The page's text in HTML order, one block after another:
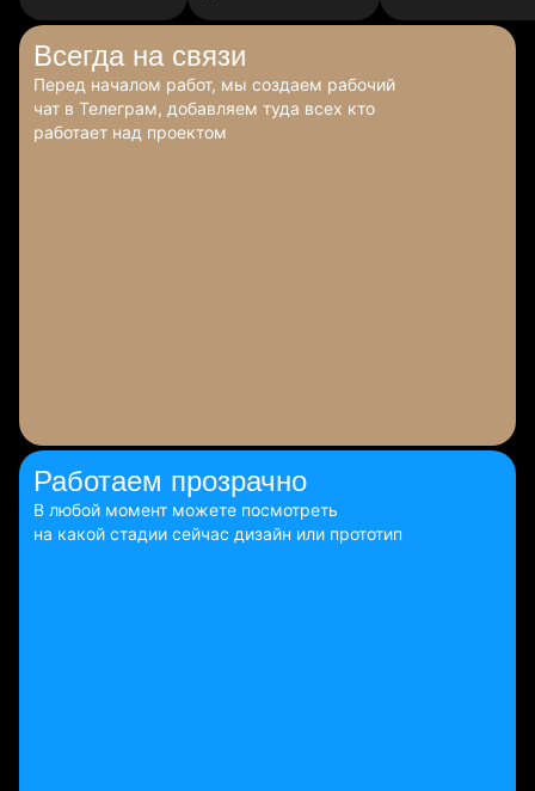
Всегда на связи
Перед началом работ, мы создаем рабочий
чат в Телеграм, добавляем туда всех кто
работает над проектом
Работаем прозрачно
В любой момент можете посмотреть
на какой стадии сейчас дизайн или прототип